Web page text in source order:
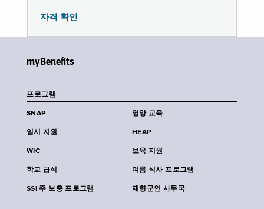
자격 확인
myBenefits
프로그램
SNAP 영양 교육
임시 지원 HEAP
WIC 보육 지원
학교 급식 여름 식사 프로그램
SSI 주 보충 프로그램 재향군인 사무국